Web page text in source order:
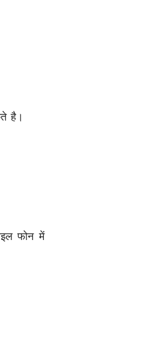
है।
फोन में